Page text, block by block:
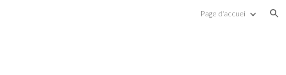
Page d'accueil